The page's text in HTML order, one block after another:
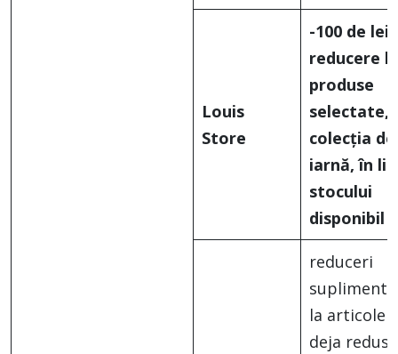
Louis
Store
-100 de lei
reducere la
produse
selectate,
colecția de
iarnă,în
stocului
disponibil
reduceri
la articolele
deja